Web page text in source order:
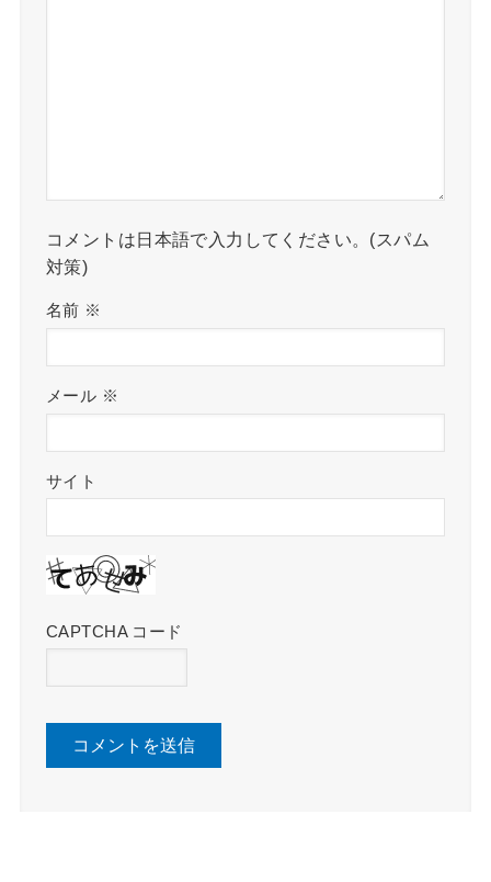
コメントは日本語で入力してください。(スパム
対策)
名前 ※
メール ※
サイト
CAPTCHA コード